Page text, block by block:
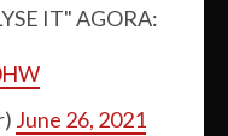
IT" AGORA:
June 26, 2021